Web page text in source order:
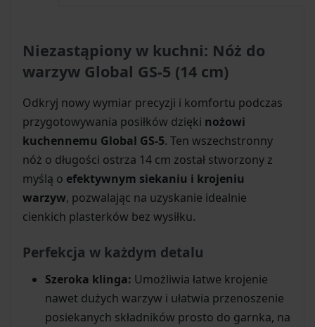
Niezastąpiony w kuchni: Nóż do
warzyw Global GS-5 (14 cm)
Odkryj nowy wymiar precyzji i komfortu podczas
przygotowywania posiłków dzięki nożowi
kuchennemu Global GS-5. Ten wszechstronny
nóż o długości ostrza 14 cm został stworzony z
myślą o efektywnym siekaniu i krojeniu
warzyw, pozwalając na uzyskanie idealnie
cienkich plasterków bez wysiłku.
Perfekcja w każdym detalu
Szeroka klinga: Umożliwia łatwe krojenie
nawet dużych warzyw i ułatwia przenoszenie
posiekanych składników prosto do garnka, na